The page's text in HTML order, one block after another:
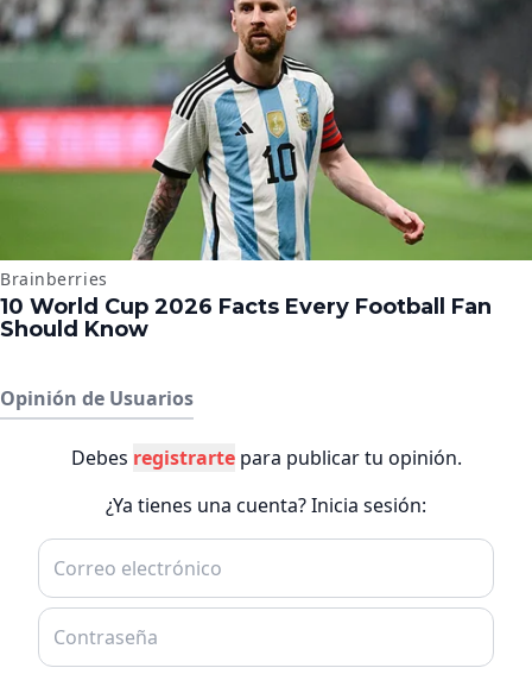
Opinión de Usuarios
Debes registrartepara publicar tu opinión.
¿Ya tienes una cuenta? Inicia sesión: